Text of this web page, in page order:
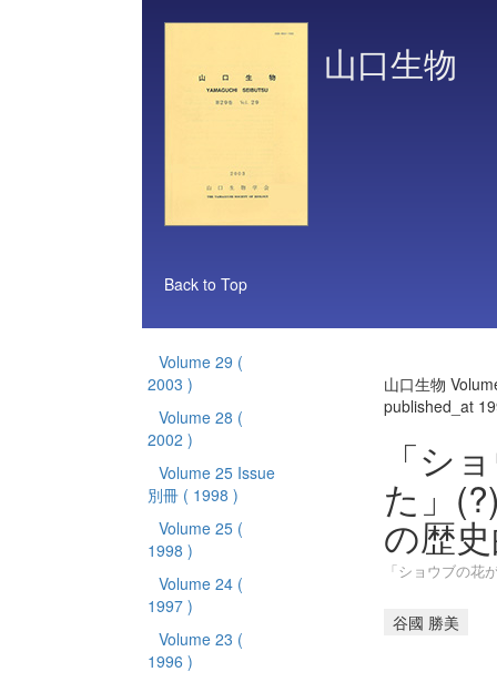
山口生物
Back to Top
Volume 29 (
2003 )
Volume 28 (
2002 )
Volume 25 Issue
別冊 ( 1998 )
Volume 25 (
1998 )
Volume 24 (
1997 )
Volume 23 (
1996 )
山口生物
published_at
「シ
た」
の歴
「ショウブの花
谷國 勝美